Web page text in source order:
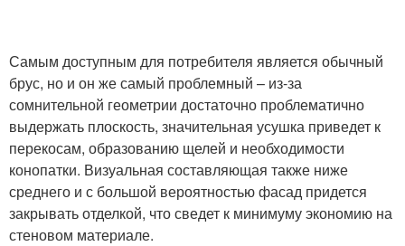
Самым доступным для потребителя является обычный
брус, но и он же самый проблемный – из-за
сомнительной геометрии достаточно проблематично
выдержать плоскость, значительная усушка приведет к
перекосам, образованию щелей и необходимости
конопатки. Визуальная составляющая также ниже
среднего и с большой вероятностью фасад придется
закрывать отделкой, что сведет к минимуму экономию на
стеновом материале.